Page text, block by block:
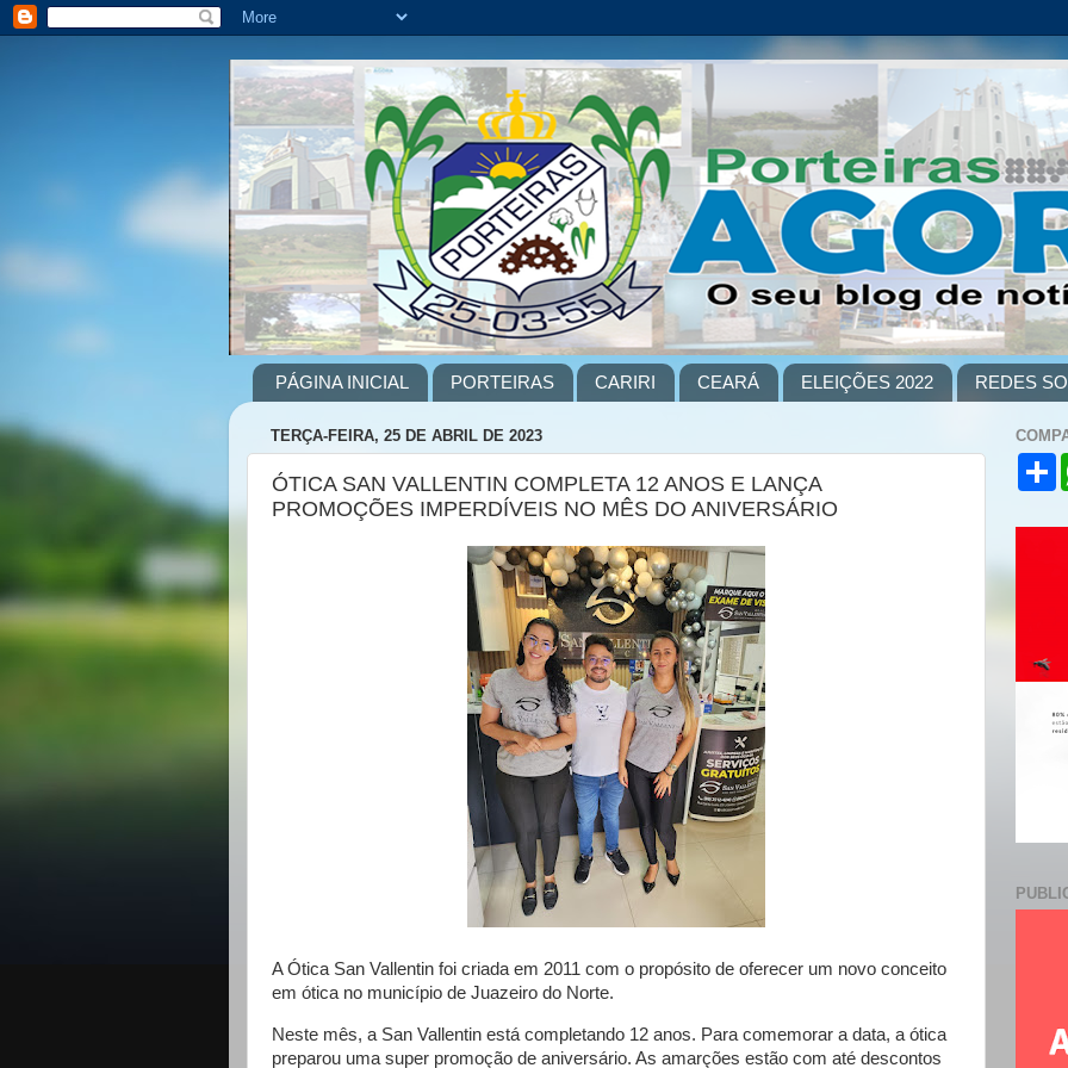
PÁGINA INICIAL PORTEIRAS CARIRI CEARÁ ELEIÇÕES 2022 REDES
TERÇA-FEIRA, 25 DE ABRIL DE 2023
ÓTICA SAN VALLENTIN COMPLETA 12 ANOS E LANÇA
PROMOÇÕES IMPERDÍVEIS NO MÊS DO ANIVERSÁRIO
A Ótica San Vallentin foi criada em 2011 com o propósito de oferecer um novo conceito
em ótica no município de Juazeiro do Norte.
Neste mês, a San Vallentin está completando 12 anos. Para comemorar a data, a ótica
preparou uma super promoção de aniversário. As amarções estão com até descontos
S